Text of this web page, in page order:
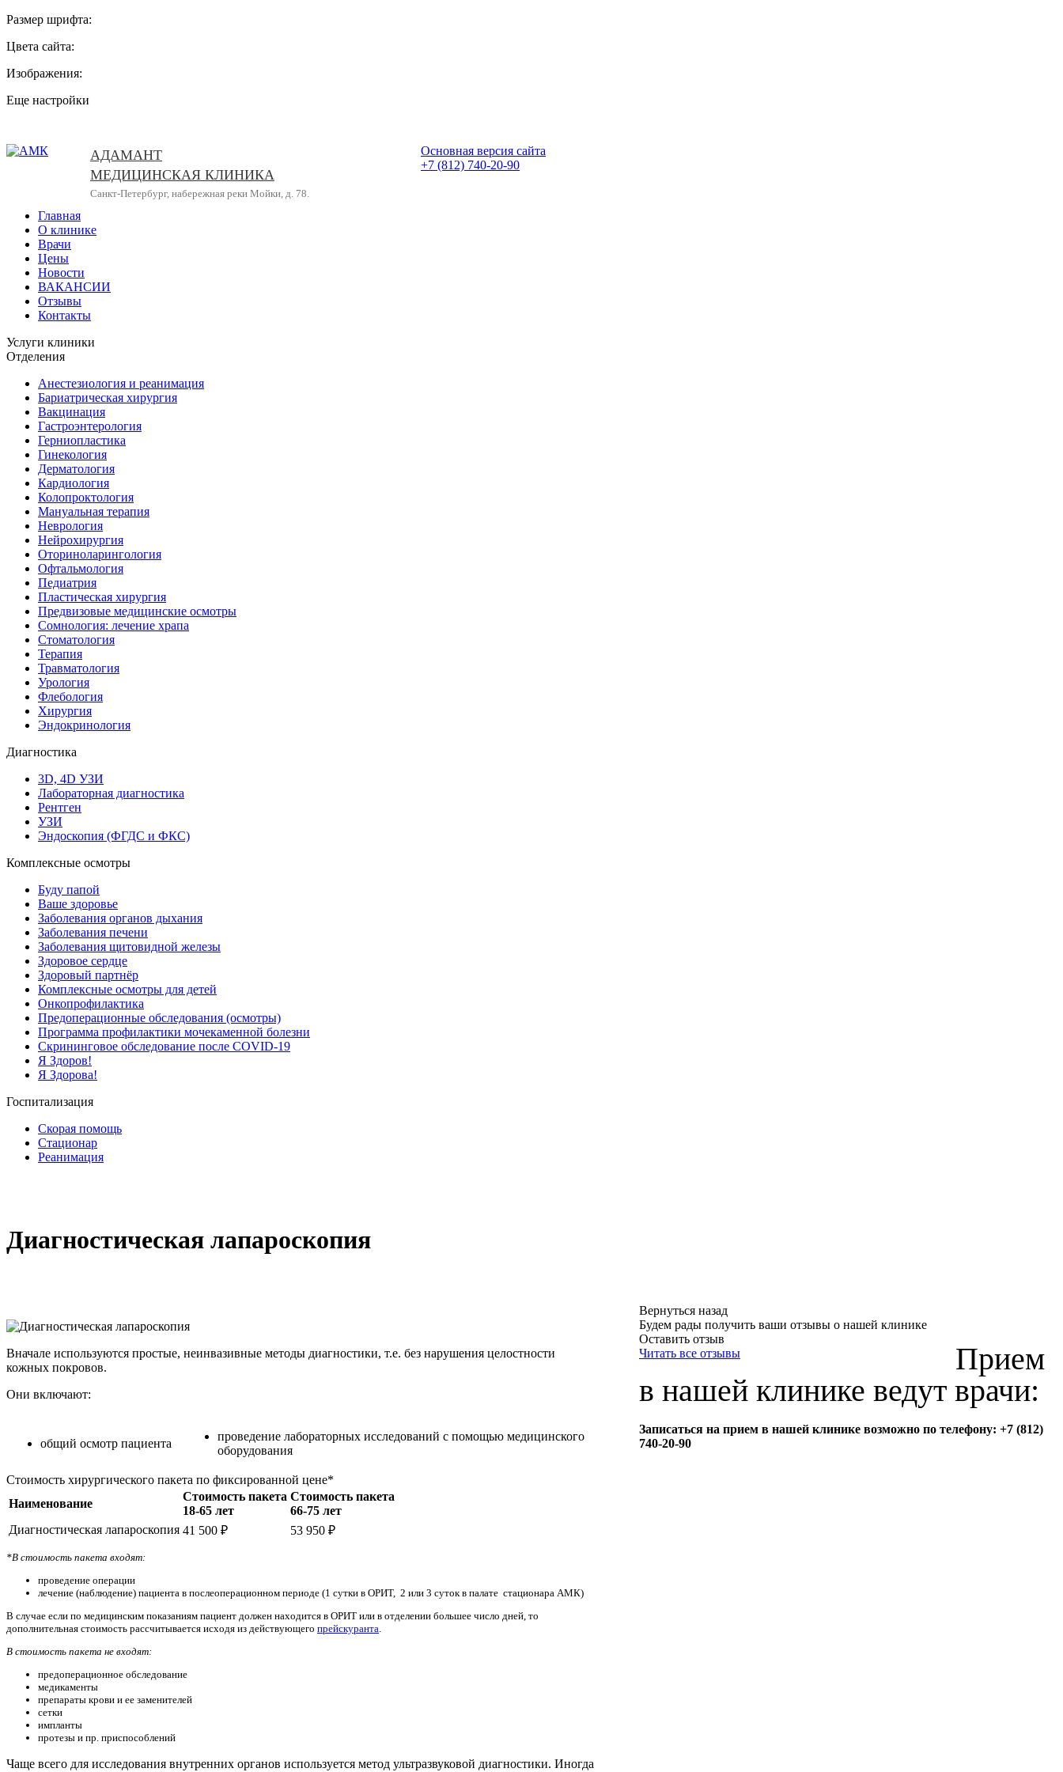
Размер шрифта:
Цвета сайта:
Изображения:
Еще настройки
АДАМАНТ
МЕДИЦИНСКАЯ КЛИНИКА
Санкт-Петербург, набережная реки Мойки, д. 78.
Основная версия сайта
+7 (812) 740-20-90
Главная
О клинике
Врачи
Цены
Новости
ВАКАНСИИ
Отзывы
Контакты
Услуги клиники
Отделения
Анестезиология и реанимация
Бариатрическая хирургия
Вакцинация
Гастроэнтерология
Герниопластика
Гинекология
Дерматология
Кардиология
Колопроктология
Мануальная терапия
Неврология
Нейрохирургия
Оториноларингология
Офтальмология
Педиатрия
Пластическая хирургия
Предвизовые медицинские осмотры
Сомнология: лечение храпа
Стоматология
Терапия
Травматология
Урология
Флебология
Хирургия
Эндокринология
Диагностика
3D, 4D УЗИ
Лабораторная диагностика
Рентген
УЗИ
Эндоскопия (ФГДС и ФКС)
Комплексные осмотры
Буду папой
Ваше здоровье
Заболевания органов дыхания
Заболевания печени
Заболевания щитовидной железы
Здоровое сердце
Здоровый партнёр
Комплексные осмотры для детей
Онкопрофилактика
Предоперационные обследования (осмотры)
Программа профилактики мочекаменной болезни
Скрининговое обследование после COVID-19
Я Здоров!
Я Здорова!
Госпитализация
Скорая помощь
Стационар
Реанимация
Диагностическая лапароскопия
Вначале используются простые, неинвазивные методы диагностики, т.е. без нарушения целостности
кожных покровов.
Они включают:
общий осмотр пациента
проведение лабораторных исследований с помощью медицинского
оборудования
Стоимость хирургического пакета по фиксированной цене*
Наименование
Стоимость пакета
18-65 лет
Стоимость пакета
66-75 лет
Диагностическая лапароскопия 41 500 ₽ 53 950 ₽
*В стоимость пакета входят:
проведение операции
лечение (наблюдение) пациента в послеоперационном периоде (1 сутки в ОРИТ, 2 или 3 суток в палате стационара АМК)
В случае если по медицинским показаниям пациент должен находится в ОРИТ или в отделении большее число дней, то
дополнительная стоимость рассчитывается исходя из действующего прейскуранта
В стоимость пакета не входят:
предоперационное обследование
медикаменты
препараты крови и ее заменителей
сетки
импланты
протезы и пр. приспособлений
Чаще всего для исследования внутренних органов используется метод ультразвуковой диагностики. Иногда
Вернуться назад
Будем рады получить ваши отзывы о нашей клинике
Оставить отзыв
Читать все отзывы
Прием
в нашей клинике ведут врачи:
Записаться на прием в нашей клинике возможно по телефону: +7 (812)
740-20-90